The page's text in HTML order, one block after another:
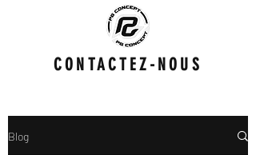
CONTACTEZ-NOUS
Blog